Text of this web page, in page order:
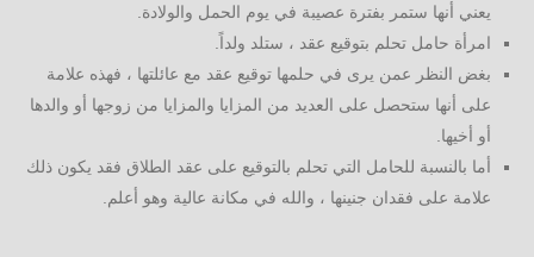
يعني أنها ستمر بفترة عصيبة في يوم الحمل والولادة.
امرأة حامل تحلم بتوقيع عقد ، ستلد ولداً.
بغض النظر عمن يرى في حلمها توقيع عقد مع عائلتها ، فهذه علامة
على أنها ستحصل على العديد من المزايا والمزايا من زوجها أو والدها
أو أخيها.
أما بالنسبة للحامل التي تحلم بالتوقيع على عقد الطلاق فقد يكون ذلك
علامة على فقدان جنينها ، والله في مكانة عالية وهو أعلم.